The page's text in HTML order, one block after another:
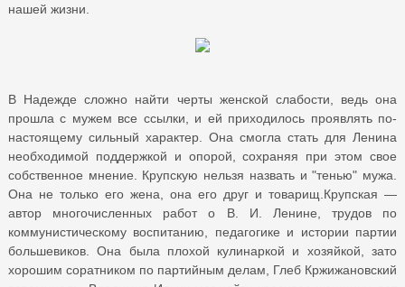
нашей жизни.
В Надежде сложно найти черты женской слабости, ведь она
прошла с мужем все ссылки, и ей приходилось проявлять по-
настоящему сильный характер. Она смогла стать для Ленина
необходимой поддержкой и опорой, сохраняя при этом свое
собственное мнение. Крупскую нельзя назвать и "тенью" мужа.
Она не только его жена, она его друг и товарищ.Крупская —
автор многочисленных работ о В. И. Ленине, трудов по
коммунистическому воспитанию, педагогике и истории партии
большевиков. Она была плохой кулинаркой и хозяйкой, зато
хорошим соратником по партийным делам, Глеб Кржижановский